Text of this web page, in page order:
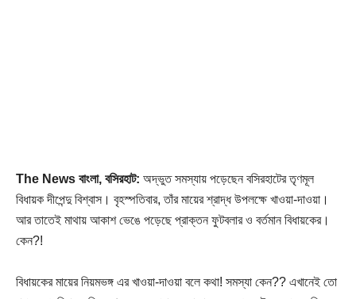
The News বাংলা, বসিরহাট: অদ্ভুত সমস্যায় পড়েছেন বসিরহাটের তৃণমূল
বিধায়ক দীপেন্দু বিশ্বাস। বৃহস্পতিবার, তাঁর মায়ের শ্রাদ্ধ উপলক্ষে খাওয়া-দাওয়া।
আর তাতেই মাথায় আকাশ ভেঙে পড়েছে প্রাক্তন ফুটবলার ও বর্তমান বিধায়কের।
কেন?!
বিধায়কের মায়ের নিয়মভঙ্গ এর খাওয়া-দাওয়া বলে কথা! সমস্যা কেন?? এখানেই তো